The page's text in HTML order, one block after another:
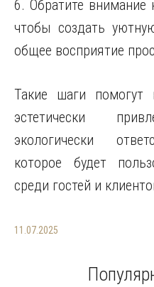
6. Обратите внимание
чтобы создать
общее восприятие
Такие шаги помогут
эстетически
экологически
которое будет
среди гостей и
11.07.2025